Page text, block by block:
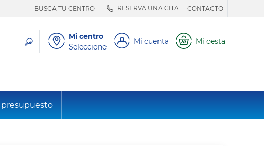
BUSCA TU CENTRO RESERVA UNA CITA CONTACTO
Mi centro
Seleccione
Mi cuenta Mi cesta
presupuesto